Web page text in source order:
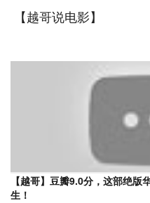
【越哥说电影】
【越哥】豆瓣9.0分，这部绝
生！